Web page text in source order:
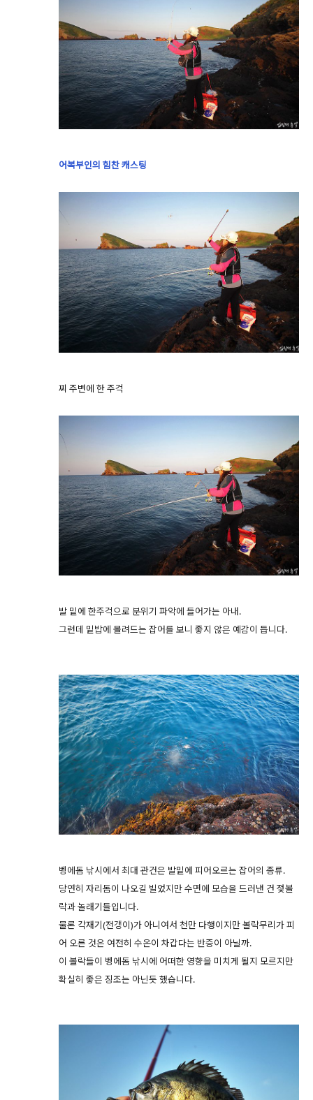
어복부인의 힘찬 캐스팅
찌 주변에 한 주걱
발 밑에 한주걱으로 분위기 파악에 들어가는 아내.
그런데 밑밥에 몰려드는 잡어를 보니 좋지 않은 예감이 듭니다.
벵에돔 낚시에서 최대 관건은 발밑에 피어오르는 잡어의 종류.
당연히 자리돔이 나오길 빌었지만 수면에 모습을 드러낸 건 젖볼
락과 놀래기들입니다.
물론 각재기(전갱이)가 아니여서 천만 다행이지만 볼락무리가 피
어 오른 것은 여전히 수온이 차갑다는 반증이 아닐까.
이 볼락들이 벵에돔 낚시에 어떠한 영향을 미치게 될지 모르지만
확실히 좋은 징조는 아닌듯 했습니다.